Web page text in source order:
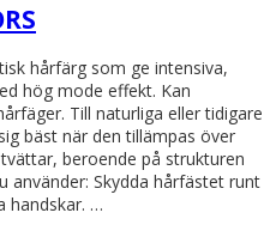
hårfärg som ge intensiva,
hög mode effekt. Kan
Till naturliga eller tidigare
bäst när den tillämpas över
beroende på strukturen
använder: Skydda hårfästet runt
handskar. …